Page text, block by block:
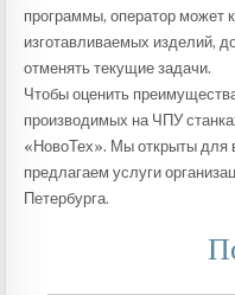
программы, оператор может
изготавливаемых изделий,
отменять текущие задачи.
Чтобы оценить
производимых на ЧПУ
«НовоТех». Мы открыты для
предлагаем услуги
Петербурга.